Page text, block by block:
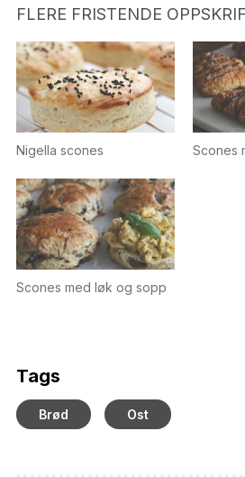
FLERE FRISTENDE
Nigella scones Scones
Scones med løk og sopp
Tags
Brød Ost